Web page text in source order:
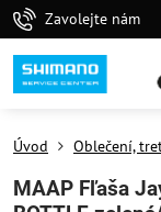
Zavolejte nám
Úvod Oblečení,
MAAP Fľaša